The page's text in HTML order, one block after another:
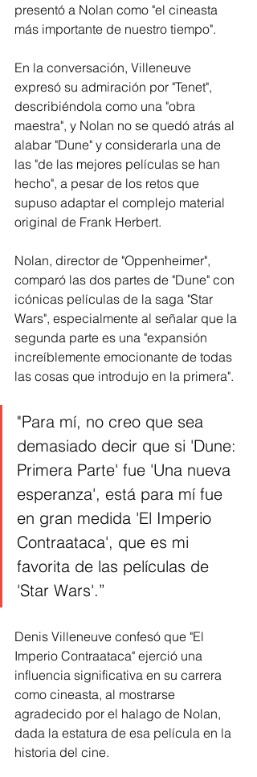
presentó a Nolan como "el cineasta
más importante de nuestro tiempo".
En la conversación, Villeneuve
expresó su admiración por "Tenet",
describiéndola como una "obra
maestra", y Nolan no se quedó atrás al
alabar "Dune" y considerarla una de
las "de las mejores películas se han
hecho", a pesar de los retos que
supuso adaptar el complejo material
original de Frank Herbert.
Nolan, director de "Oppenheimer",
comparó las dos partes de "Dune" con
icónicas películas de la saga "Star
Wars", especialmente al señalar que la
segunda parte es una "expansión
increíblemente emocionante de todas
las cosas que introdujo en la primera".
"Para mí, no creo que sea
demasiado decir que si 'Dune:
Primera Parte' fue 'Una nueva
esperanza', está para mí fue
en gran medida 'El Imperio
Contraataca', que es mi
favorita de las películas de
'Star Wars'.”
Denis Villeneuve confesó que "El
Imperio Contraataca" ejerció una
influencia significativa en su carrera
como cineasta, al mostrarse
agradecido por el halago de Nolan,
dada la estatura de esa película en la
historia del cine.